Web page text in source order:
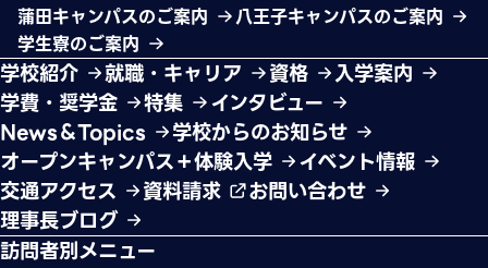
蒲田キャンパスのご案内
八王子キャンパスのご案内
学生寮のご案内
学校紹介 就職・キャリア 資格
入学案内
学費・奨学金
特集
インタビュー
News＆Topics
学校からのお知らせ
オープンキャンパス＋体験入学
イベント情報
交通アクセス
資料請求
お問い合わせ
理事長ブログ
訪問者別メニュー